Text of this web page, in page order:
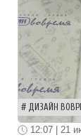
ДИЗАЙН
12:07 | 21